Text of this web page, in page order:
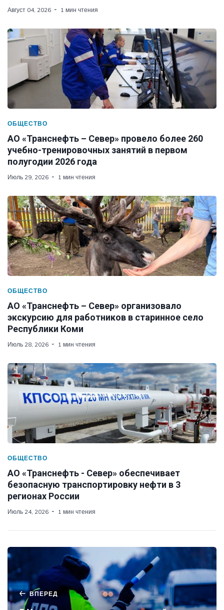
Август 04, 2026 1 мин чтения
ОБЩЕСТВО
АО «Транснефть – Север» провело более 260
учебно-тренировочных занятий в первом
полугодии 2026 года
Июль 29, 2026 1 мин чтения
ОБЩЕСТВО
АО «Транснефть – Север» организовало
экскурсию для работников в старинное село
Республики Коми
Июль 28, 2026 1 мин чтения
ОБЩЕСТВО
АО «Транснефть - Север» обеспечивает
безопасную транспортировку нефти в 3
регионах России
Июль 24, 2026 1 мин чтения
ВПЕРЕД